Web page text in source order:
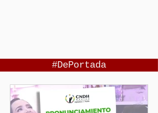
#DePortada